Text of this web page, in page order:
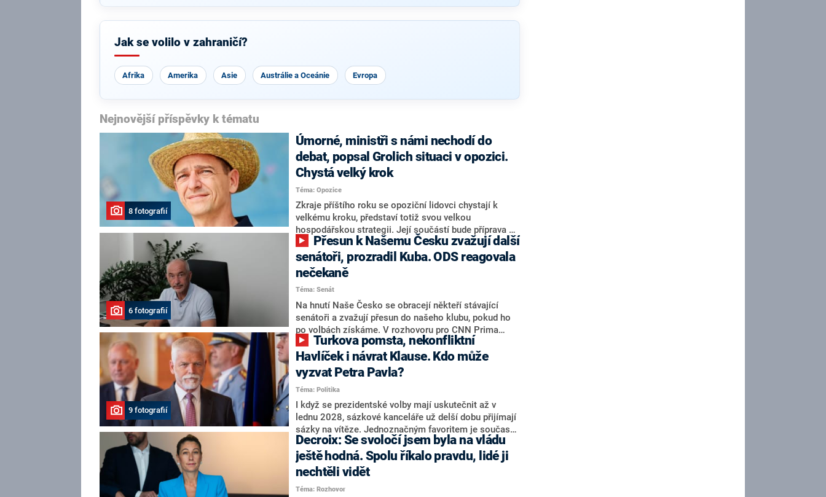
Jak se volilo v zahraničí?
Afrika Amerika Asie Austrálie a Oceánie Evropa
Nejnovější příspěvky k tématu
8 fotografií
Úmorné, ministři s námi nechodí do
debat, popsal Grolich situaci v opozici.
Chystá velký krok
Téma: Opozice
Zkraje příštího roku se opoziční lidovci chystají k
velkému kroku, představí totiž svou velkou
hospodářskou strategii. Její součástí bude příprava na
stárnutí populace, řekl ve středu na setkání s novináři
nový předseda lidovců Jan Grolich. Ten zároveň v
senátních volbách kandiduje ve Vyškově. Popsal i
aktivitu opozice, o níž vládní strany nebo političtí
komentátoři mluví jako o slabé a v defenzivě. „Je to
úmorná práce upozorňovat na chyby vlády. Ministři s
námi navíc nechodí do debat. Chceme ale ukazovat
svoje témata,“ odpověděl Grolich na dotaz CNN Prima
NEWS.
6 fotografií
senátoři, prozradil Kuba. ODS reagovala
nečekaně
Téma: Senát
Na hnutí Naše Česko se obracejí někteří stávající
senátoři a zvažují přesun do našeho klubu, pokud ho
po volbách získáme. V rozhovoru pro CNN Prima
NEWS to řekl zakladatel hnutí a jihočeský hejtman
Martin Kuba. Konkrétní nebyl, ale získat by takto mohl
například senátora Zdeňka Hrabu, který je dnes
součástí klubu ODS a TOP 09. Hraba to na dotaz
redakce nevyloučil. Předseda klubu senátorů ODS
Zdeněk Nytra redakci řekl, že počítá s odchodem
některých senátorů z klubu a že Naše Česko není
nepřítel, ale soupeř.
9 fotografií
Havlíček i návrat Klause. Kdo může
vyzvat Petra Pavla?
Téma: Politika
I když se prezidentské volby mají uskutečnit až v
lednu 2028, sázkové kanceláře už delší dobu přijímají
sázky na vítěze. Jednoznačným favoritem je současná
hlava státu Petr Pavel. Daleko za ním pak bookmakeři
zmiňují dva výrazné politiky ANO, tedy premiéra
Andreje Babiše a ministra průmyslu Karla Havlíčka.
Oblíbeným tipem samotných sázkařů je poslanec za
Motoristy Filip Turek. Politolog Jan Kubáček nicméně
Decroix: Se svoločí jsem byla na vládu
ještě hodná. Spolu říkalo pravdu, lidé ji
nechtěli vidět
Téma: Rozhovor